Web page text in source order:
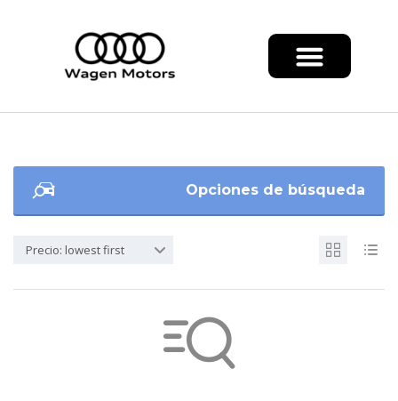
Opciones de búsqueda
Precio: lowest first